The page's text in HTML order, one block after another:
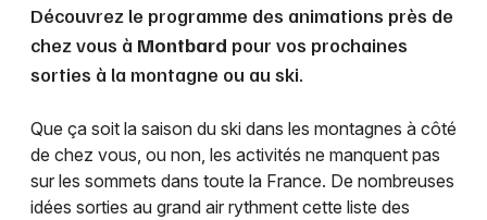
Découvrez le programme des animations près de
chez vous à Montbard pour vos prochaines
sorties à la montagne ou au ski.
Que ça soit la saison du ski dans les montagnes à côté
de chez vous, ou non, les activités ne manquent pas
sur les sommets dans toute la France. De nombreuses
idées sorties au grand air rythment cette liste des